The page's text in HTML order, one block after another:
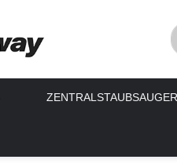
ZENTRALSTAUBSAUGER